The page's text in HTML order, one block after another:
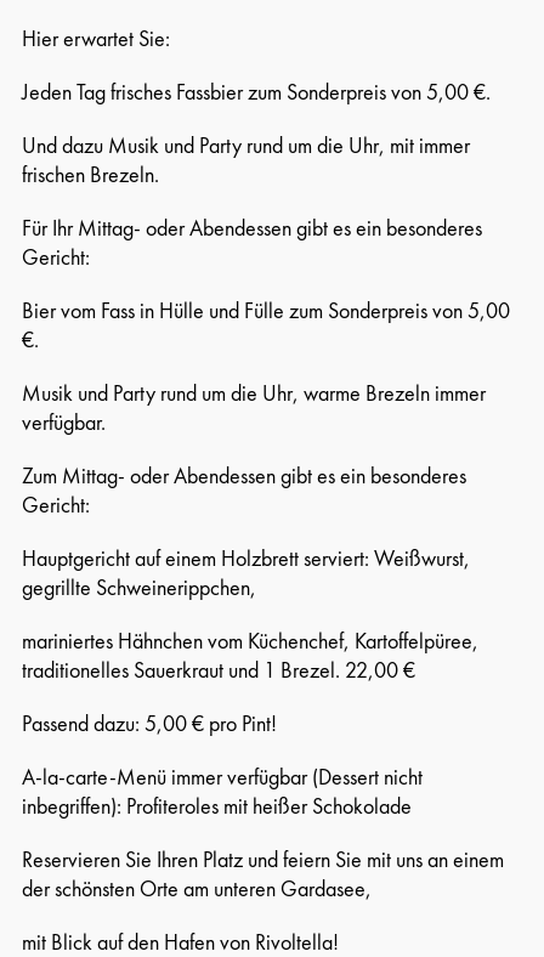
Hier erwartet Sie:
Jeden Tag frisches Fassbier zum Sonderpreis von 5,00 €.
Und dazu Musik und Party rund um die Uhr, mit immer
frischen Brezeln.
Für Ihr Mittag- oder Abendessen gibt es ein besonderes
Gericht:
Bier vom Fass in Hülle und Fülle zum Sonderpreis von 5,00
€.
Musik und Party rund um die Uhr, warme Brezeln immer
verfügbar.
Zum Mittag- oder Abendessen gibt es ein besonderes
Gericht:
Hauptgericht auf einem Holzbrett serviert: Weißwurst,
gegrillte Schweinerippchen,
mariniertes Hähnchen vom Küchenchef, Kartoffelpüree,
traditionelles Sauerkraut und 1 Brezel. 22,00 €
Passend dazu: 5,00 € pro Pint!
A-la-carte-Menü immer verfügbar (Dessert nicht
inbegriffen): Profiteroles mit heißer Schokolade
Reservieren Sie Ihren Platz und feiern Sie mit uns an einem
der schönsten Orte am unteren Gardasee,
mit Blick auf den Hafen von Rivoltella!